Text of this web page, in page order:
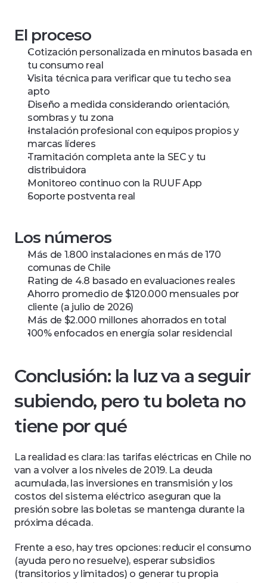
El proceso
Cotización personalizada en minutos basada en
tu consumo real
Visita técnica para verificar que tu techo sea
apto
Diseño a medida considerando orientación,
sombras y tu zona
Instalación profesional con equipos propios y
marcas líderes
Tramitación completa ante la SEC y tu
distribuidora
Monitoreo continuo con la RUUF App
Soporte postventa real
Los números
Más de 1.800 instalaciones en más de 170
comunas de Chile
Rating de 4.8 basado en evaluaciones reales
Ahorro promedio de $120.000 mensuales por
cliente (a julio de 2026)
Más de $2.000 millones ahorrados en total
100% enfocados en energía solar residencial
Conclusión: la luz va a seguir
subiendo, pero tu boleta no
tiene por qué
La realidad es clara: las tarifas eléctricas en Chile no
van a volver a los niveles de 2019. La deuda
acumulada, las inversiones en transmisión y los
costos del sistema eléctrico aseguran que la
presión sobre las boletas se mantenga durante la
próxima década.
Frente a eso, hay tres opciones: reducir el consumo
(ayuda pero no resuelve), esperar subsidios
(transitorios y limitados) o generar tu propia